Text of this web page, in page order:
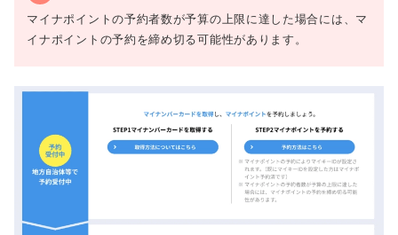
マイナポイントの予約者数が予算の上限に達した場合には、マ
イナポイントの予約を締め切る可能性があります。